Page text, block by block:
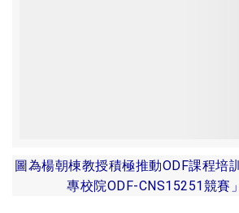
圖為楊朝棟教授積極推動ODF課程培
專校院ODF-CNS15251競賽